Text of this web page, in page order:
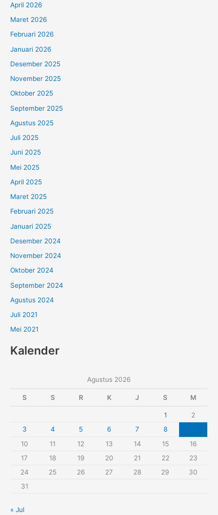
April 2026
Maret 2026
Februari 2026
Januari 2026
Desember 2025
November 2025
Oktober 2025
September 2025
Agustus 2025
Juli 2025
Juni 2025
Mei 2025
April 2025
Maret 2025
Februari 2025
Januari 2025
Desember 2024
November 2024
Oktober 2024
September 2024
Agustus 2024
Juli 2021
Mei 2021
Kalender
Agustus 2026
S S R K J S M
1
2
3
4 5 6 7 8
10
11 12 13 14 15
16
17
18 19 20 21 22
23
24
25 26 27 28 29
30
31
« Jul